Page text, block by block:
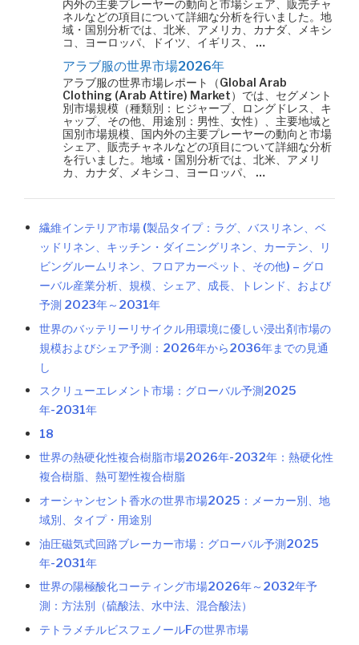
内外の主要プレーヤーの動向と市場シェア、販売チャ
ネルなどの項目について詳細な分析を行いました。地
域・国別分析では、北米、アメリカ、カナダ、メキシ
コ、ヨーロッパ、ドイツ、イギリス、 …
アラブ服の世界市場2026年
アラブ服の世界市場レポート（Global Arab
Clothing (Arab Attire) Market）では、セグメント
別市場規模（種類別：ヒジャーブ、ロングドレス、キ
ャップ、その他、用途別：男性、女性）、主要地域と
国別市場規模、国内外の主要プレーヤーの動向と市場
シェア、販売チャネルなどの項目について詳細な分析
を行いました。地域・国別分析では、北米、アメリ
カ、カナダ、メキシコ、ヨーロッパ、 …
繊維インテリア市場 (製品タイプ：ラグ、バスリネン、ベ
ッドリネン、キッチン・ダイニングリネン、カーテン、リ
ビングルームリネン、フロアカーペット、その他) – グロ
ーバル産業分析、規模、シェア、成長、トレンド、および
予測 2023年～2031年
世界のバッテリーリサイクル用環境に優しい浸出剤市場の
規模およびシェア予測：2026年から2036年までの見通
し
スクリューエレメント市場：グローバル予測2025
年-2031年
18
世界の熱硬化性複合樹脂市場2026年-2032年：熱硬化性
複合樹脂、熱可塑性複合樹脂
オーシャンセント香水の世界市場2025：メーカー別、地
域別、タイプ・用途別
油圧磁気式回路ブレーカー市場：グローバル予測2025
年-2031年
世界の陽極酸化コーティング市場2026年～2032年予
測：方法別（硫酸法、水中法、混合酸法）
テトラメチルビスフェノールFの世界市場